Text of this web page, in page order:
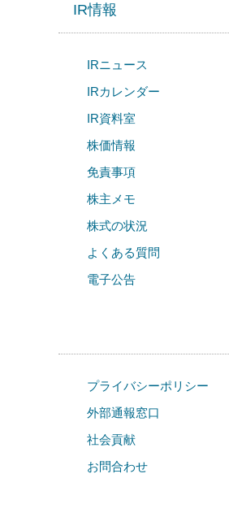
IR情報
IRニュース
IRカレンダー
IR資料室
株価情報
免責事項
株主メモ
株式の状況
よくある質問
電子公告
プライバシーポリシー
外部通報窓口
社会貢献
お問合わせ